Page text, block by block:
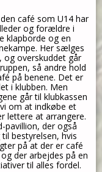
café som U14 har
og forældre i
klapborde og en
Her sælges
og overskuddet går
så andre hold
på benene. Det er
i klubben. Men
går til klubkassen
om at indkøbe et
lettere at arrangere.
pavillion, der også
bestyrelsen, hvis
på at der er café
der arbejdes på en
til alles fordel.